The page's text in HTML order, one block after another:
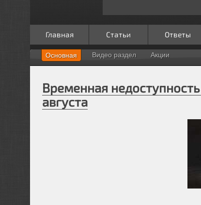
Главная Статьи Ответы
Основная Видео раздел Акции
Временная
августа